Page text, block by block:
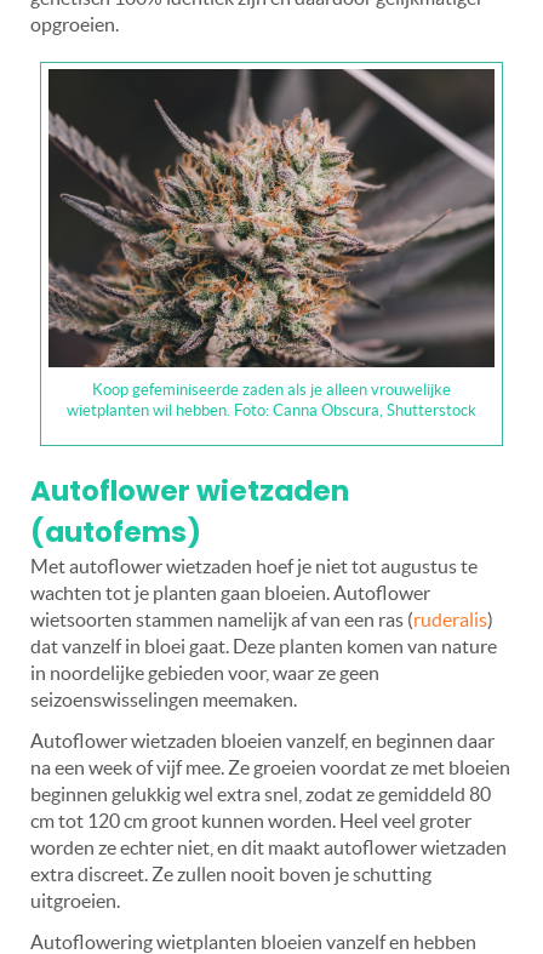
opgroeien.
Koop gefeminiseerde zaden als je alleen vrouwelijke
wietplanten wil hebben. Foto: Canna Obscura, Shutterstock
Autoflower wietzaden
(autofems)
Met autoflower wietzaden hoef je niet tot augustus te
wachten tot je planten gaan bloeien. Autoflower
wietsoorten stammen namelijk af van een ras (ruderalis)
dat vanzelf in bloei gaat. Deze planten komen van nature
in noordelijke gebieden voor, waar ze geen
seizoenswisselingen meemaken.
Autoflower wietzaden bloeien vanzelf, en beginnen daar
na een week of vijf mee. Ze groeien voordat ze met bloeien
beginnen gelukkig wel extra snel, zodat ze gemiddeld 80
cm tot 120 cm groot kunnen worden. Heel veel groter
worden ze echter niet, en dit maakt autoflower wietzaden
extra discreet. Ze zullen nooit boven je schutting
uitgroeien.
Autoflowering wietplanten bloeien vanzelf en hebben